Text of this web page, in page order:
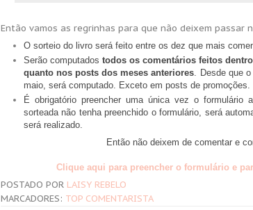
Então vamos as regrinhas para que não deixem passar
O sorteio do livro será feito entre os dez que mais
Serão computados todos os comentários feitos
quanto nos posts dos meses anteriores . Desde que
maio, será computado. Exceto em posts de promoções.
É obrigatório preencher uma única vez o
sorteada não tenha preenchido o formulário, será
será realizado.
Então não deixem de comentar e
Clique aqui para preencher o formulário e
POSTADO POR LAISY REBELO
MARCADORES: TOP COMENTARISTA